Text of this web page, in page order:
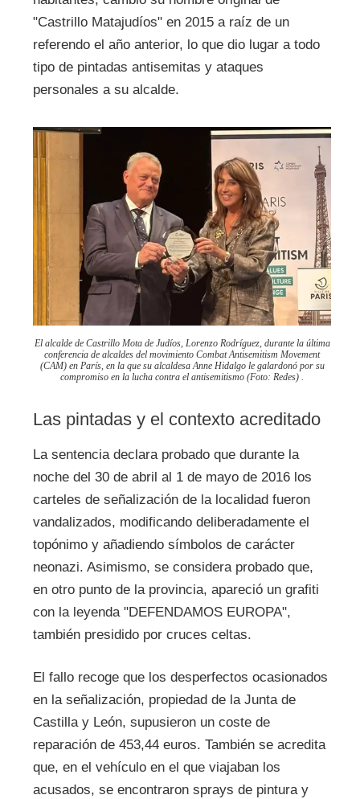
"Castrillo Matajudíos" en 2015 a raíz de un
referendo el año anterior, lo que dio lugar a todo
tipo de pintadas antisemitas y ataques
personales a su alcalde.
El alcalde de Castrillo Mota de Judíos, Lorenzo Rodríguez, durante la última
conferencia de alcaldes del movimiento Combat Antisemitism Movement
(CAM) en París, en la que su alcaldesa Anne Hidalgo le galardonó por su
compromiso en la lucha contra el antisemitismo (Foto: Redes) .
Las pintadas y el contexto acreditado
La sentencia declara probado que durante la
noche del 30 de abril al 1 de mayo de 2016 los
carteles de señalización de la localidad fueron
vandalizados, modificando deliberadamente el
topónimo y añadiendo símbolos de carácter
neonazi. Asimismo, se considera probado que,
en otro punto de la provincia, apareció un grafiti
con la leyenda "DEFENDAMOS EUROPA",
también presidido por cruces celtas.
El fallo recoge que los desperfectos ocasionados
en la señalización, propiedad de la Junta de
Castilla y León, supusieron un coste de
reparación de 453,44 euros. También se acredita
que, en el vehículo en el que viajaban los
acusados, se encontraron sprays de pintura y